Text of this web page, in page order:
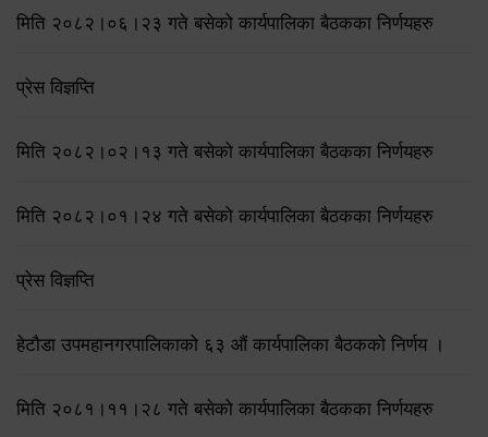
मिति २०८२।०६।२३ गते बसेको कार्यपालिका बैठकका निर्णयहरु
प्रेस विज्ञप्ति
मिति २०८२।०२।१३ गते बसेको कार्यपालिका बैठकका निर्णयहरु
मिति २०८२।०१।२४ गते बसेको कार्यपालिका बैठकका निर्णयहरु
प्रेस विज्ञप्ति
हेटौडा उपमहानगरपालिकाको ६३ औं कार्यपालिका बैठकको निर्णय ।
मिति २०८१।११।२८ गते बसेको कार्यपालिका बैठकका निर्णयहरु